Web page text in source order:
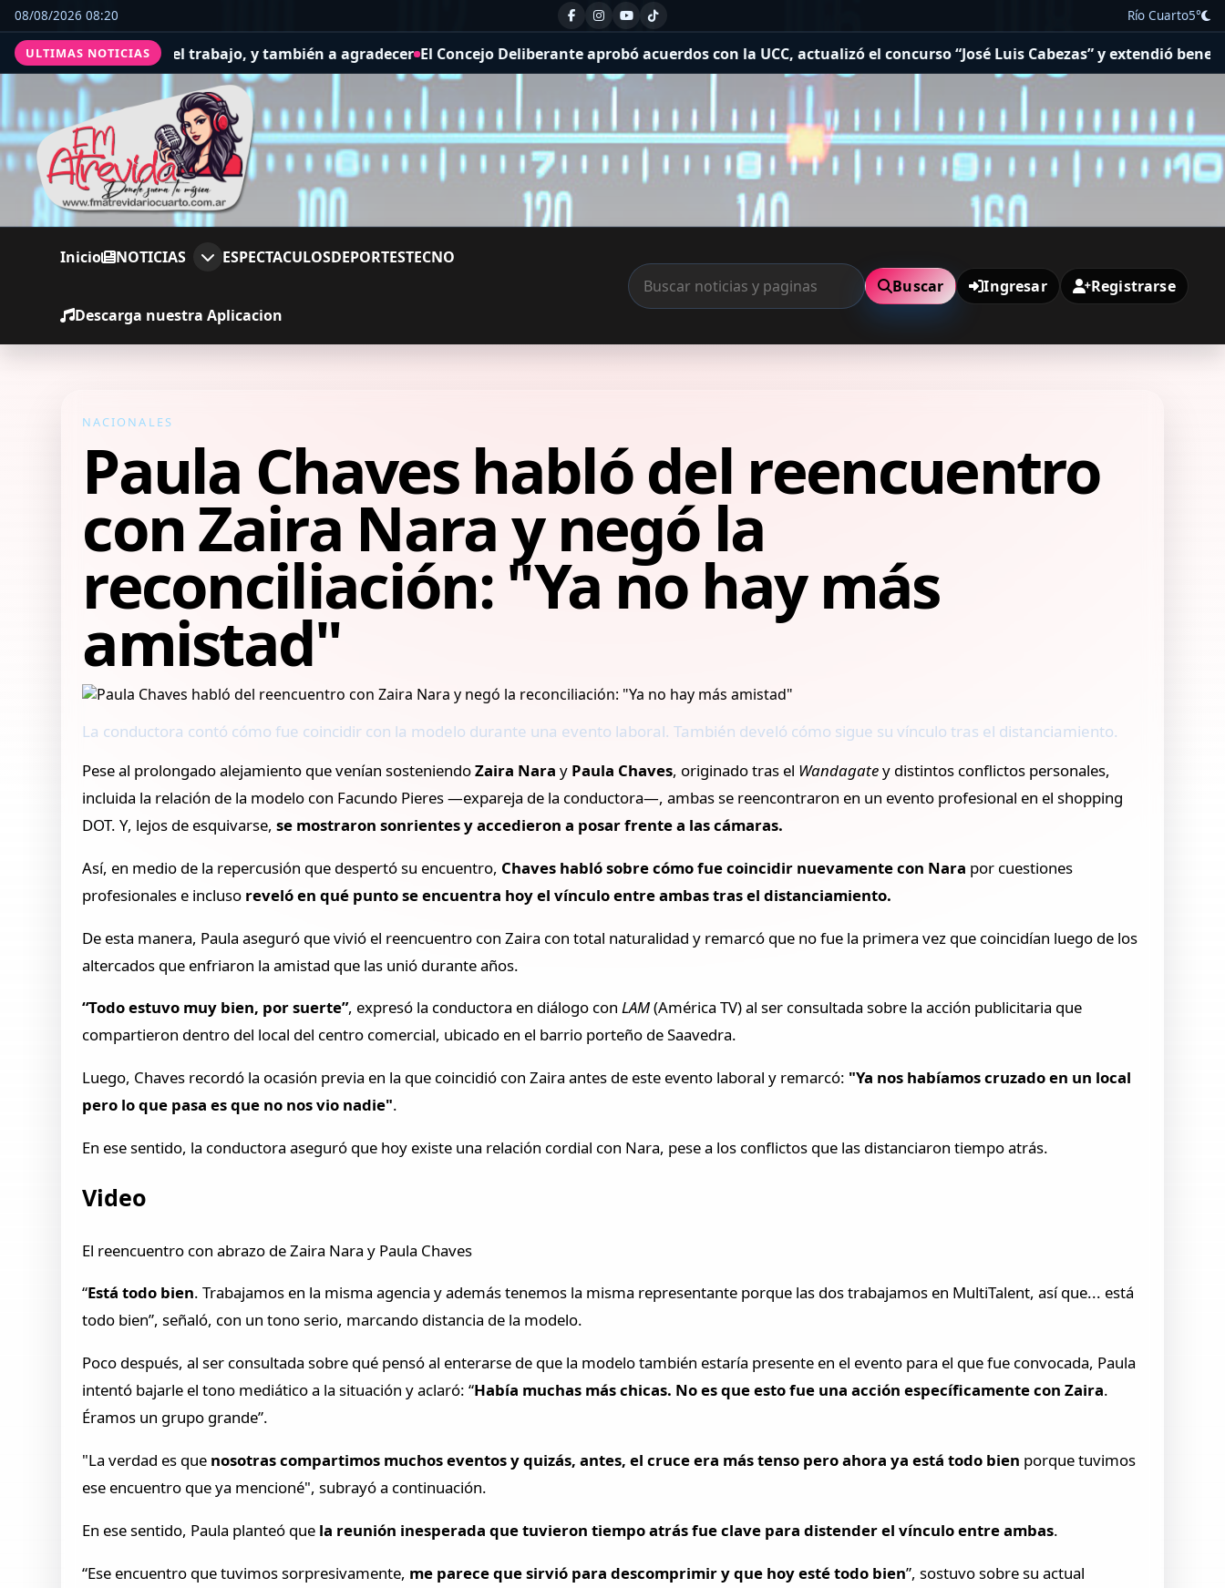
08/08/2026 08:20 Río Cuarto5°
ULTIMAS NOTICIAS
y el trabajo, y también a agradecer El Concejo Deliberante aprobó acuerdos con la UCC, actualizó el concurso “José Luis Cabezas” y extendió beneficios tributarios
Inicio NOTICIAS ESPECTACULOSDEPORTESTECNO
Descarga nuestra Aplicacion
Buscar Ingresar Registrarse
NACIONALES
Paula Chaves habló del reencuentro
con Zaira Nara y negó la
reconciliación: "Ya no hay más
amistad"
La conductora contó cómo fue coincidir con la modelo durante una evento laboral. También develó cómo sigue su vínculo tras el distanciamiento.
Pese al prolongado alejamiento que venían sosteniendoZaira Nara y Paula Chaves, originado tras el Wandagatey distintos conflictos personales,
incluida la relación de la modelo con Facundo Pieres —expareja de la conductora—, ambas se reencontraron en un evento profesional en el shopping
DOT. Y, lejos de esquivarse,se mostraron sonrientes y accedieron a posar frente a las cámaras.
Así, en medio de la repercusión que despertó su encuentro, Chaves habló sobre cómo fue coincidir nuevamente con Nara por cuestiones
profesionales e incluso reveló en qué punto se encuentra hoy el vínculo entre ambas tras el distanciamiento.
De esta manera, Paula aseguró que vivió el reencuentro con Zaira con total naturalidad y remarcó que no fue la primera vez que coincidían luego de los
altercados que enfriaron la amistad que las unió durante años.
“Todo estuvo muy bien, por suerte”, expresó la conductora en diálogo conLAM(América TV) al ser consultada sobre la acción publicitaria que
compartieron dentro del local del centro comercial, ubicado en el barrio porteño de Saavedra.
Luego, Chaves recordó la ocasión previa en la que coincidió con Zaira antes de este evento laboral y remarcó: "Ya nos habíamos cruzado en un local
pero lo que pasa es que no nos vio nadie".
En ese sentido, la conductora aseguró que hoy existe una relación cordial con Nara, pese a los conflictos que las distanciaron tiempo atrás.
Video
El reencuentro con abrazo de Zaira Nara y Paula Chaves
“Está todo bien. Trabajamos en la misma agencia y además tenemos la misma representante porque las dos trabajamos en MultiTalent, así que... está
todo bien”, señaló, con un tono serio, marcando distancia de la modelo.
Poco después, al ser consultada sobre qué pensó al enterarse de que la modelo también estaría presente en el evento para el que fue convocada, Paula
intentó bajarle el tono mediático a la situación y aclaró: “Había muchas más chicas. No es que esto fue una acción específicamente con Zaira.
Éramos un grupo grande”.
"La verdad es que nosotras compartimos muchos eventos y quizás, antes, el cruce era más tenso pero ahora ya está todo bien porque tuvimos
ese encuentro que ya mencioné", subrayó a continuación.
En ese sentido, Paula planteó que la reunión inesperada que tuvieron tiempo atrás fue clave para distender el vínculo entre ambas.
“Ese encuentro que tuvimos sorpresivamente, me parece que sirvió para descomprimir y que hoy esté todo bien”, sostuvo sobre su actual